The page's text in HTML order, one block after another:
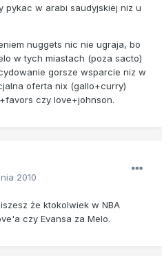
pykac w arabi saudyjskiej niz u
nuggets nic nie ugraja, bo
w tych miastach (poza sacto)
gorsze wsparcie niz w
oferta nix (gallo+curry)
czy love+johnson.
2010
że ktokolwiek w NBA
czy Evansa za Melo.